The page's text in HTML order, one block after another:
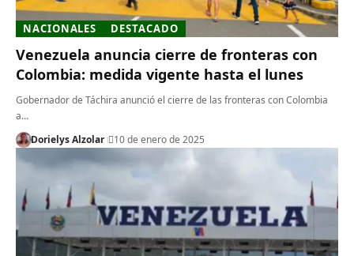
NACIONALES DESTACADO
Venezuela anuncia cierre de fronteras con
Colombia: medida vigente hasta el lunes
Gobernador de Táchira anunció el cierre de las fronteras con Colombia
a…
Dorielys Alzolar
10 de enero de 2025